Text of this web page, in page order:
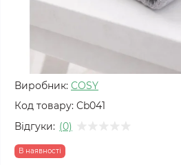
Виробник: COSY
Код товару: Cb041
Відгуки: (0)
В наявності